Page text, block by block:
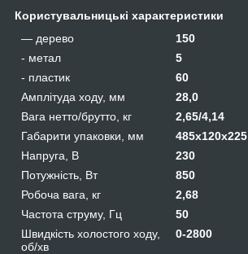
Користувальницькі характеристики
— дерево
150
- метал
5
- пластик
60
Амплітуда ходу, мм
28,0
Вага нетто/брутто, кг
2,65/4,14
Габарити упаковки, мм
485х120х225
Напруга, В
230
Потужність, Вт
850
Робоча вага, кг
2,68
Частота струму, Гц
50
Швидкість холостого ходу,
об/хв
0-2800